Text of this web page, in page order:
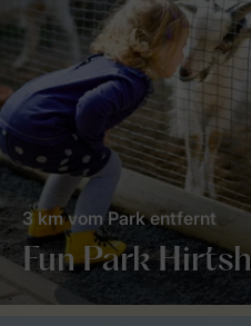
Fun Park
3 km vom Park entfernt